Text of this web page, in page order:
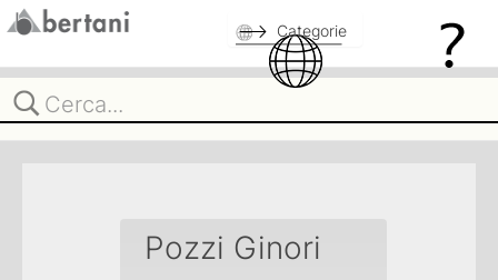
Categorie
Pozzi Ginori